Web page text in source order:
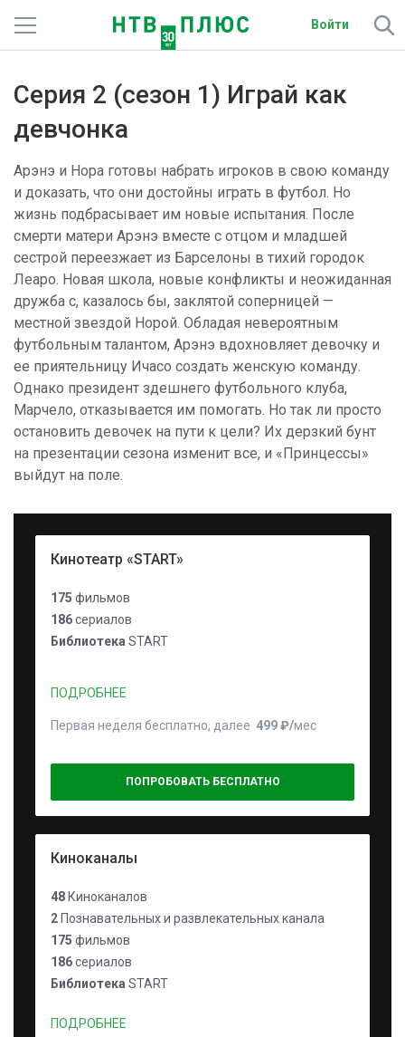
Войти
Фильмы и сериалы
Подписки
Радио
Спутниковым абонентам
О сайте
Активировать промокод
Серия 2 (сезон 1) Играй как
девчонка
Арэнэ и Нора готовы набрать игроков в свою команду
и доказать, что они достойны играть в футбол. Но
жизнь подбрасывает им новые испытания. После
смерти матери Арэнэ вместе с отцом и младшей
сестрой переезжает из Барселоны в тихий городок
Леаро. Новая школа, новые конфликты и неожиданная
дружба с, казалось бы, заклятой соперницей —
местной звездой Норой. Обладая невероятным
футбольным талантом, Арэнэ вдохновляет девочку и
ее приятельницу Ичасо создать женскую команду.
Однако президент здешнего футбольного клуба,
Марчело, отказывается им помогать. Но так ли просто
остановить девочек на пути к цели? Их дерзкий бунт
на презентации сезона изменит все, и «Принцессы»
выйдут на поле.
Кинотеатр «START»
175 фильмов
186сериалов
Библиотека START
ПОДРОБНЕЕ
Первая неделя бесплатно, далее 499 ₽⁠/⁠мес
ПОПРОБОВАТЬ БЕСПЛАТНО
Киноканалы
48 Киноканалов
2 Познавательных и развлекательных канала
175 фильмов
186сериалов
Библиотека START
ПОДРОБНЕЕ